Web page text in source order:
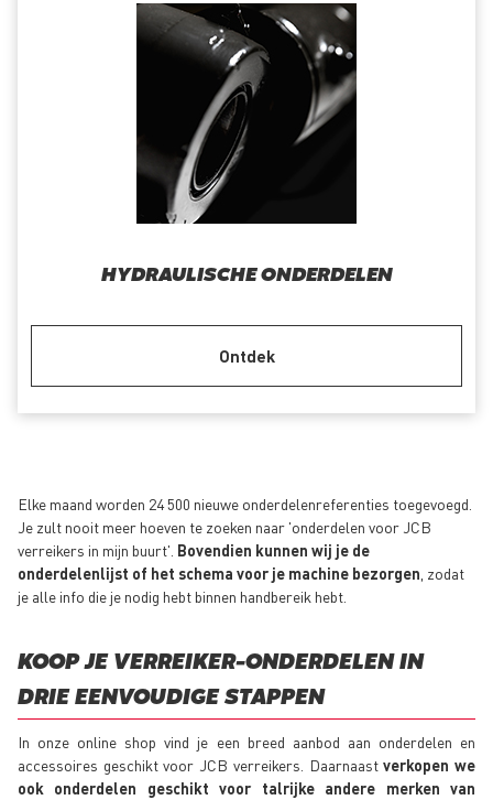
HYDRAULISCHE ONDERDELEN
Ontdek
Elke maand worden 24 500 nieuwe onderdelenreferenties toegevoegd.
Je zult nooit meer hoeven te zoeken naar 'onderdelen voor JCB
verreikers in mijn buurt'. Bovendien kunnen wij je de
onderdelenlijst of het schema voor je machine bezorgen , zodat
je alle info die je nodig hebt binnen handbereik hebt.
KOOP JE VERREIKER-ONDERDELEN IN
DRIE EENVOUDIGE STAPPEN
In onze online shop vind je een breed aanbod aan onderdelen en
accessoires geschikt voor JCB verreikers. Daarnaastverkopen we
ook onderdelen geschikt voor talrijke andere merken van